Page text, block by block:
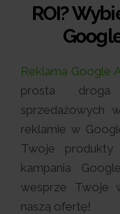
ROI?
Reklama Google
prosta
sprzedażowych
reklamie w
Twoje produkty
kampania
wesprze Twoje
naszą ofertę!